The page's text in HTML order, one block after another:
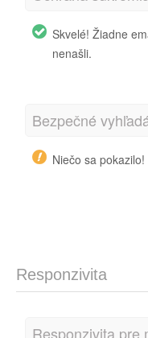
Skvelé! Žiadne
nenašli.
Bezpečné
Niečo sa
Responzivita
Responzivita pre